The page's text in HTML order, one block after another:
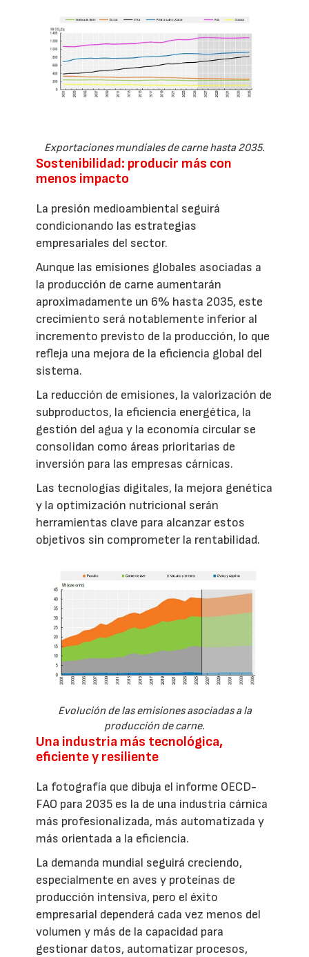
Exportaciones mundiales de carne hasta 2035.
Sostenibilidad: producir más con
menos impacto
La presión medioambiental seguirá
condicionando las estrategias
empresariales del sector.
Aunque las emisiones globales asociadas a
la producción de carne aumentarán
aproximadamente un 6% hasta 2035, este
crecimiento será notablemente inferior al
incremento previsto de la producción, lo que
refleja una mejora de la eficiencia global del
sistema.
La reducción de emisiones, la valorización de
subproductos, la eficiencia energética, la
gestión del agua y la economía circular se
consolidan como áreas prioritarias de
inversión para las empresas cárnicas.
Las tecnologías digitales, la mejora genética
y la optimización nutricional serán
herramientas clave para alcanzar estos
objetivos sin comprometer la rentabilidad.
Evolución de las emisiones asociadas a la
producción de carne.
Una industria más tecnológica,
eficiente y resiliente
La fotografía que dibuja el informe OECD-
FAO para 2035 es la de una industria cárnica
más profesionalizada, más automatizada y
más orientada a la eficiencia.
La demanda mundial seguirá creciendo,
especialmente en aves y proteínas de
producción intensiva, pero el éxito
empresarial dependerá cada vez menos del
volumen y más de la capacidad para
gestionar datos, automatizar procesos,